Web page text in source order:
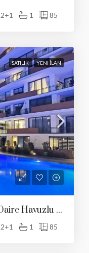
2+1 1 85
SATILIK YENI İLAN
Girne Merkez’de Satılık 2+1 Daire Havuzlu Sitede
2+1 1 85